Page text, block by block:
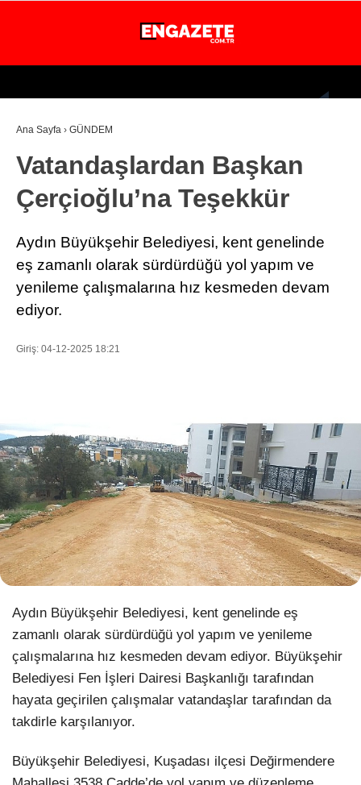
WhatsApp İhbar Hattı
Facebook
Instagram
Youtube
Pinterest
LinkedIn
25.6
İSTANBUL
GÜNDEM
EKONOMİ
DÜNYA
SPOR
SAĞLIK
EĞİTİM
Ana Sayfa › GÜNDEM
Vatandaşlardan Başkan
Çerçioğlu’na Teşekkür
Aydın Büyükşehir Belediyesi, kent genelinde
eş zamanlı olarak sürdürdüğü yol yapım ve
yenileme çalışmalarına hız kesmeden devam
ediyor.
Giriş: 04-12-2025 18:21
Aydın Büyükşehir Belediyesi, kent genelinde eş
zamanlı olarak sürdürdüğü yol yapım ve yenileme
çalışmalarına hız kesmeden devam ediyor. Büyükşehir
Belediyesi Fen İşleri Dairesi Başkanlığı tarafından
hayata geçirilen çalışmalar vatandaşlar tarafından da
takdirle karşılanıyor.
Büyükşehir Belediyesi, Kuşadası ilçesi Değirmendere